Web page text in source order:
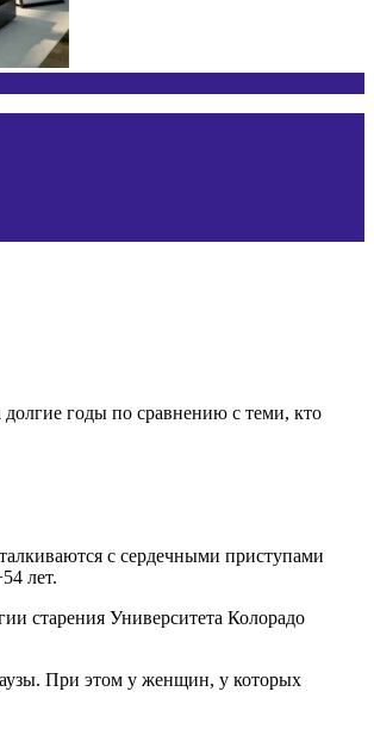
долгие годы по сравнению с теми, кто
с сердечными приступами
лет.
старения Университета Колорадо
При этом у женщин, у которых